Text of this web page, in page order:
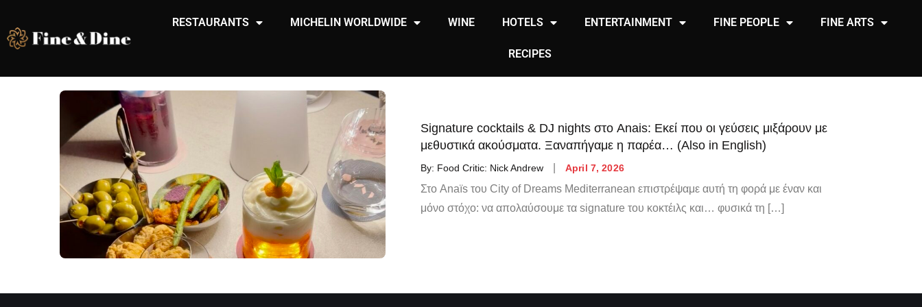
RESTAURANTS MICHELIN WORLDWIDE WINE HOTELS ENTERTAINMENT FINE PEOPLE FINE ARTS
RECIPES
Signature cocktails & DJ nights στο Anais: Εκεί που οι γεύσεις μιξάρουν με
μεθυστικά ακούσματα. Ξαναπήγαμε η παρέα… (Also in English)
By: Food Critic: Nick Andrew April 7, 2026
Στο Anaïs του City of Dreams Mediterranean επιστρέψαμε αυτή τη φορά με έναν και
μόνο στόχο: να απολαύσουμε τα signature του κοκτέιλς και… φυσικά τη […]